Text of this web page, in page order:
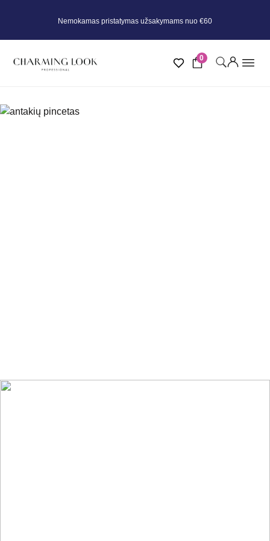
Nemokamas pristatymas užsakymams nuo €60
0